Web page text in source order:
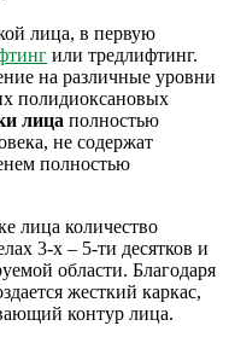
лица, в первую
или тредлифтинг.
на различные уровни
полидиоксановых
лица полностью
не содержат
полностью
лица количество
3-х – 5-ти десятков и
области. Благодаря
жесткий каркас,
контур лица.